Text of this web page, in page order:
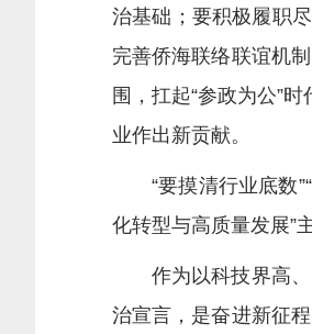
治基础；要积极履职
完善侨海联络联谊机
围，扛起“参政为公”
业作出新贡献。
“要摸清行业底数”“
化转型与高质量发展”
作为以科技界高、
治宣言，是奋进新征